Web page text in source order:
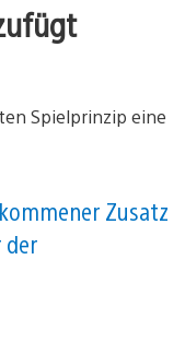
Zusatz
der